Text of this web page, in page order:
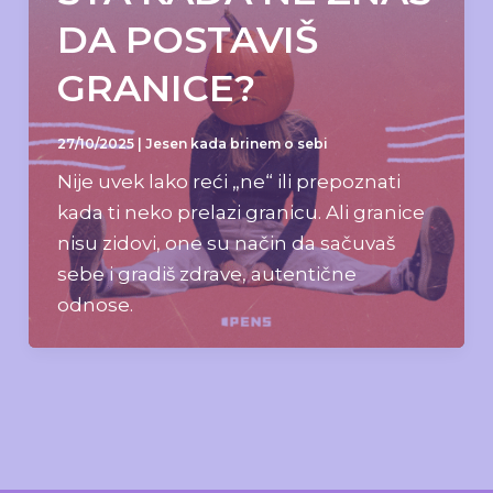
DA POSTAVIŠ
GRANICE?
27/10/2025 Jesen kada brinem o sebi
Nije uvek lako reći „ne“ ili prepoznati
kada ti neko prelazi granicu. Ali granice
nisu zidovi, one su način da sačuvaš
sebe i gradiš zdrave, autentične
odnose.